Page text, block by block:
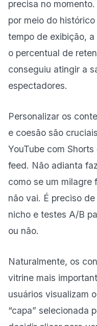
precisa no
por meio do
tempo de exibição,
o percentual de
conseguiu atingir a
espectadores.
Personalizar os
e coesão são
YouTube com
feed. Não adianta
como se um milagre
não vai. É preciso
nicho e testes A/B
ou não.
Naturalmente, os
vitrine mais
usuários visualizam
“capa” selecionada